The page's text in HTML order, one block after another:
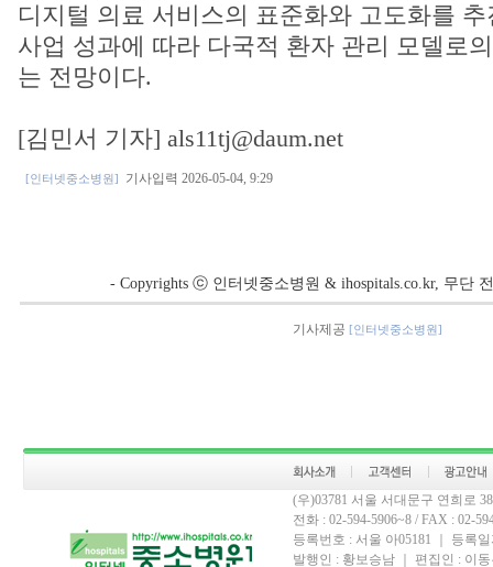
디지털 의료 서비스의 표준화와 고도화를
사업 성과에 따라 다국적 환자 관리 모델로
는 전망이다.
[김민서 기자] als11tj@daum.net
[인터넷중소병원] 기사입력 2026-05-04, 9:29
- Copyrights ⓒ 인터넷중소병원 & ihospitals.co.kr, 무단
기사제공 [인터넷중소병원]
(우)03781 서울 서대문구 연희로
전화 : 02-594-5906~8 / FAX : 02-
등록번호 : 서울 아05181 ｜ 등록
발행인 : 황보승남 ｜ 편집인 : 이